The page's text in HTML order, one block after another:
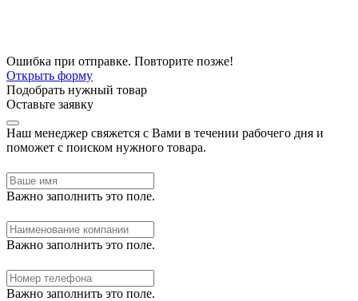
Ошибка при отправке. Повторите позже!
Открыть форму
Подобрать нужный товар
Оставьте заявку
Наш менеджер свяжется с Вами в течении рабочего дня и
поможет с поиском нужного товара.
Важно заполнить это поле.
Важно заполнить это поле.
Важно заполнить это поле.